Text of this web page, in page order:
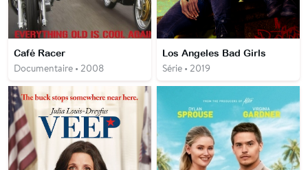
Café Racer
Documentaire • 2008
Los Angeles Bad Girls
Série • 2019